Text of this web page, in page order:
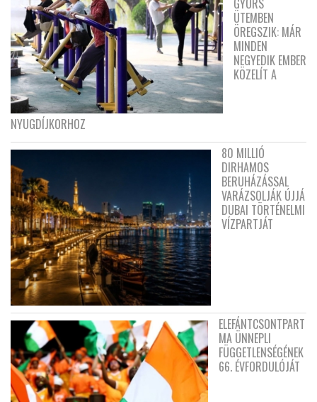
GYORS
ÜTEMBEN
ÖREGSZIK: MÁR
MINDEN
NEGYEDIK EMBER
KÖZELÍT A
NYUGDÍJKORHOZ
80 MILLIÓ
DIRHAMOS
BERUHÁZÁSSAL
VARÁZSOLJÁK ÚJJÁ
DUBAI TÖRTÉNELMI
VÍZPARTJÁT
ELEFÁNTCSONTPART
MA ÜNNEPLI
FÜGGETLENSÉGÉNEK
66. ÉVFORDULÓJÁT